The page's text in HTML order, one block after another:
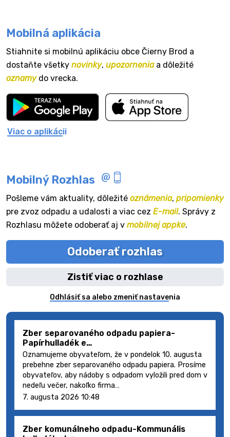
Mobilná aplikácia
Stiahnite si mobilnú aplikáciu obce Čierny Brod a
dostaňte všetky novinky, upozorneniaa dôležité
oznamydo vrecka.
Viac o aplikácii
Mobilný Rozhlas
Pošleme vám aktuality, dôležité oznámenia, pripomienky
pre zvoz odpadu a udalosti a viac cez E-mail. Správy z
Rozhlasu môžete odoberať aj v mobilnej appke.
Odoberať rozhlas
Zistiť viac o rozhlase
Odhlásiť sa alebo zmeniť nastavenia
Zber separovaného odpadu papiera-
Papírhulladék e…
Oznamujeme obyvateľom, že v pondelok 10. augusta
prebehne zber separovaného odpadu papiera. Prosíme
obyvateľov, aby nádoby s odpadom vyložili pred dom v
nedeľu večer, nakoľko firma…
7. augusta 2026 10:48
Zber komunálneho odpadu-Kommunális